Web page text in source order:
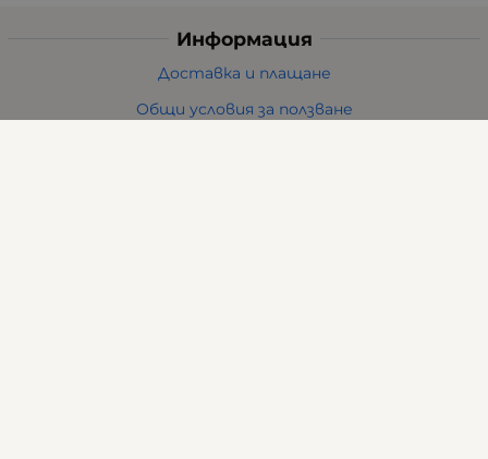
Информация
Доставка и плащане
Общи условия за ползване